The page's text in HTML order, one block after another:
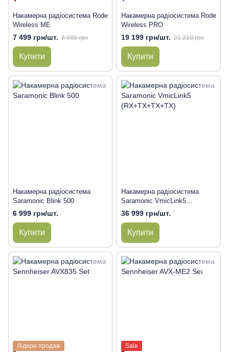
Накамерна радіосистема Rode
Wireless ME
7 499 грн/шт. 8 988 грн
Купити
Накамерна радіосистема Rode
Wireless PRO
19 199 грн/шт. 21 210 грн
Купити
Накамерна радіосистема
Saramonic Blink 500
6 999 грн/шт.
Купити
Накамерна радіосистема
Saramonic VmicLink5
(RX+TX+TX+TX)
36 999 грн/шт.
Купити
Лідери продаж Sale